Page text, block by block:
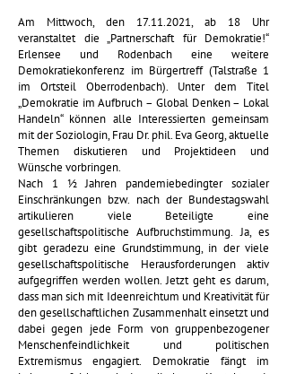
Am Mittwoch, den 17.11.2021, ab 18 Uhr
veranstaltet die „Partnerschaft für Demokratie!“
Erlensee und Rodenbach eine weitere
Demokratiekonferenz im Bürgertreff (Talstraße 1
im Ortsteil Oberrodenbach). Unter dem Titel
„Demokratie im Aufbruch – Global Denken – Lokal
Handeln“ können alle Interessierten gemeinsam
mit der Soziologin, Frau Dr. phil. Eva Georg, aktuelle
Themen diskutieren und Projektideen und
Wünsche vorbringen.
Nach 1 ½ Jahren pandemiebedingter sozialer
Einschränkungen bzw. nach der Bundestagswahl
artikulieren viele Beteiligte eine
gesellschaftspolitische Aufbruchstimmung. Ja, es
gibt geradezu eine Grundstimmung, in der viele
gesellschaftspolitische Herausforderungen aktiv
aufgegriffen werden wollen. Jetzt geht es darum,
dass man sich mit Ideenreichtum und Kreativität für
den gesellschaftlichen Zusammenhalt einsetzt und
dabei gegen jede Form von gruppenbezogener
Menschenfeindlichkeit und politischen
Extremismus engagiert. Demokratie fängt im